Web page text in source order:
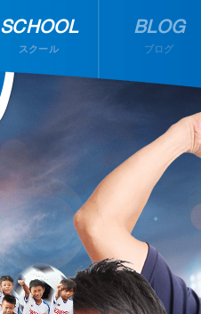
SCHOOL
スクール
BLOG
ブログ